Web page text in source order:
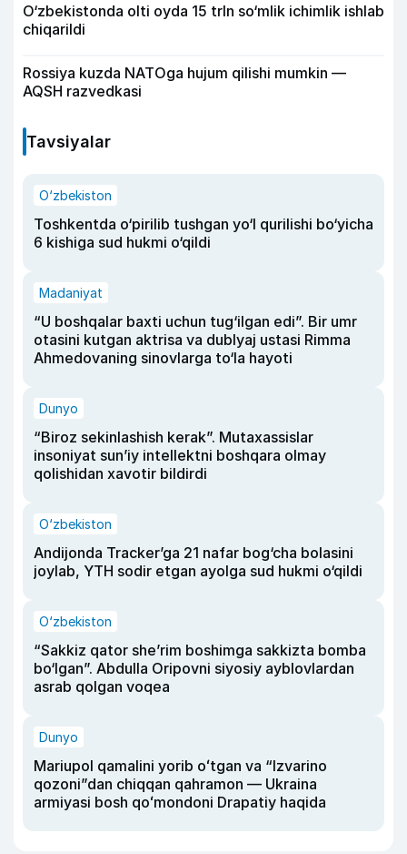
O‘zbekistonda olti oyda 15 trln so‘mlik ichimlik ishlab
chiqarildi
Rossiya kuzda NATOga hujum qilishi mumkin —
AQSH razvedkasi
Tavsiyalar
O‘zbekiston
Toshkentda o‘pirilib tushgan yo‘l qurilishi bo‘yicha
6 kishiga sud hukmi o‘qildi
Madaniyat
“U boshqalar baxti uchun tug‘ilgan edi”. Bir umr
otasini kutgan aktrisa va dublyaj ustasi Rimma
Ahmedovaning sinovlarga to‘la hayoti
Dunyo
“Biroz sekinlashish kerak”. Mutaxassislar
insoniyat sun’iy intellektni boshqara olmay
qolishidan xavotir bildirdi
O‘zbekiston
Andijonda Tracker’ga 21 nafar bog‘cha bolasini
joylab, YTH sodir etgan ayolga sud hukmi o‘qildi
O‘zbekiston
“Sakkiz qator she’rim boshimga sakkizta bomba
bo‘lgan”. Abdulla Oripovni siyosiy ayblovlardan
asrab qolgan voqea
Dunyo
Mariupol qamalini yorib oʻtgan va “Izvarino
qozoni”dan chiqqan qahramon — Ukraina
armiyasi bosh qoʻmondoni Drapatiy haqida